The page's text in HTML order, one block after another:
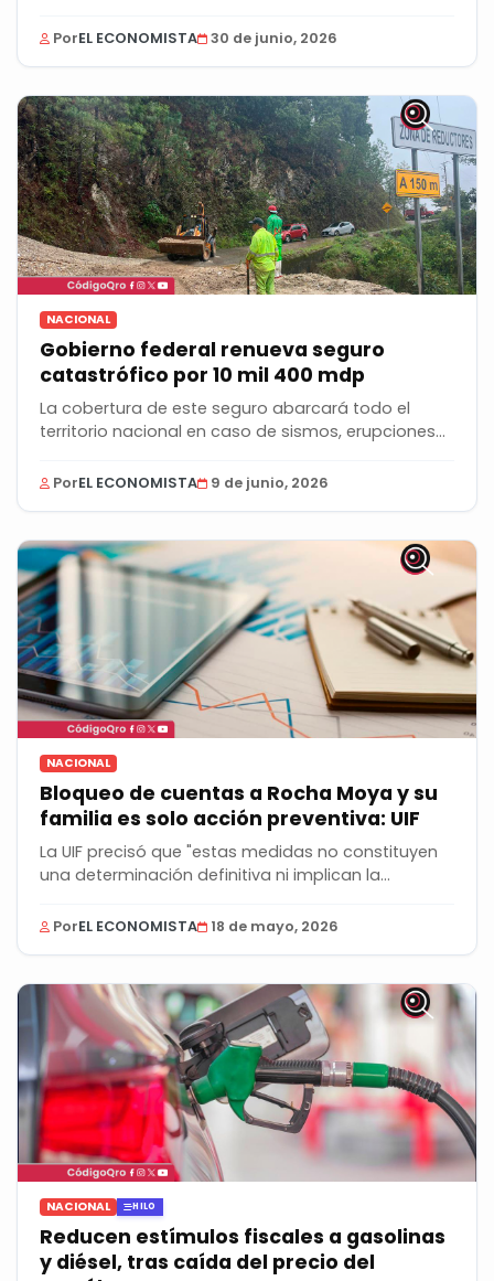
PorEL ECONOMISTA 30 de junio, 2026
NACIONAL
Gobierno federal renueva seguro
catastrófico por 10 mil 400 mdp
La cobertura de este seguro abarcará todo el
territorio nacional en caso de sismos, erupciones...
PorEL ECONOMISTA 9 de junio, 2026
NACIONAL
Bloqueo de cuentas a Rocha Moya y su
familia es solo acción preventiva: UIF
La UIF precisó que "estas medidas no constituyen
una determinación definitiva ni implican la...
PorEL ECONOMISTA 18 de mayo, 2026
NACIONAL HILO
Reducen estímulos fiscales a gasolinas
y diésel, tras caída del precio del